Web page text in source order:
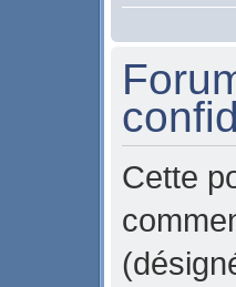
Cette